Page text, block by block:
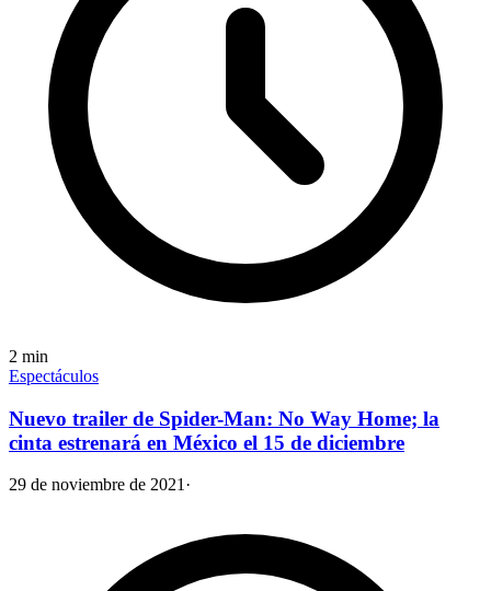
2 min
Espectáculos
Nuevo trailer de Spider-Man: No Way Home; la
cinta estrenará en México el 15 de diciembre
29 de noviembre de 2021·